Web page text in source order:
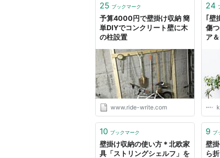
25 ブックマーク
予算4000円で壁掛け収納 簡
単DIYでコンクリート壁に木
の柱設置
www.ride-write.com
24
｢壁
傷
ア
10 ブックマーク
壁掛け収納の使い方＊北欧家
具「ストリングシェルフ」を
9 ブ
壁
ら